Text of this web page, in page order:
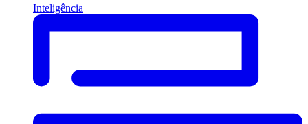
Inteligência